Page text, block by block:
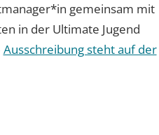
gemeinsam mit
in der Ultimate Jugend
Ausschreibung steht auf der